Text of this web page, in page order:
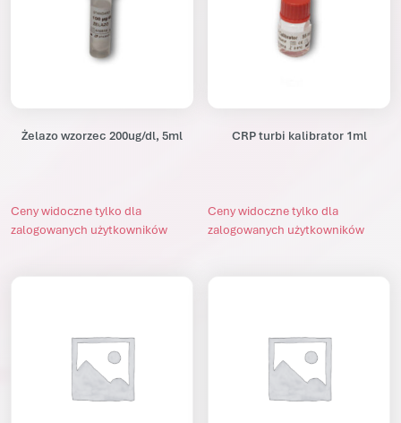
Żelazo wzorzec 200ug/dl, 5ml
Ceny widoczne tylko dla
zalogowanych użytkowników
CRP turbi kalibrator 1ml
Ceny widoczne tylko dla
zalogowanych użytkowników